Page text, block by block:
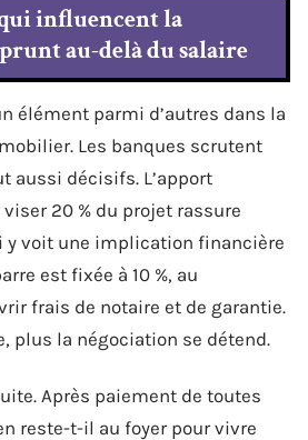
influencent la
au-delà du salaire
élément parmi d’autres dans la
Les banques scrutent
aussi décisifs. L’apport
viser 20 % du projet rassure
y voit une implication financière
est fixée à 10 %, au
frais de notaire et de garantie.
plus la négociation se détend.
Après paiement de toutes
reste-t-il au foyer pour vivre